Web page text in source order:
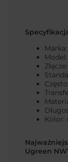
Kolor:
Ugreen